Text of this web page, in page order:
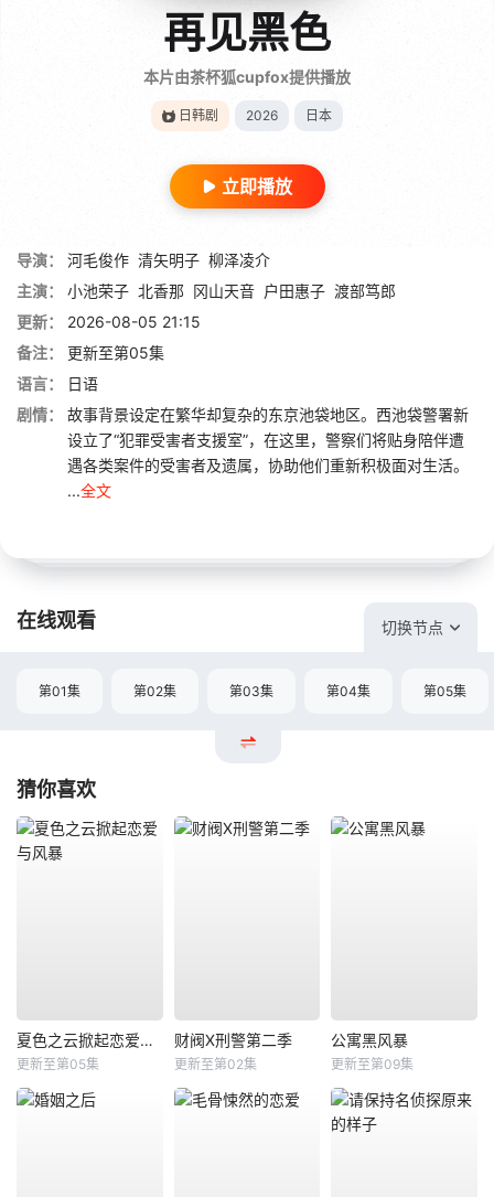
再见黑色
本片由茶杯狐cupfox提供播放
日韩剧 2026 日本
立即播放
导演： 河毛俊作 清矢明子 柳泽凌介
主演：
小池荣子 北香那 冈山天音 户田惠子 渡部笃郎
更新：
2026-08-05 21:15
备注：
更新至第05集
语言：
日语
剧情：
故事背景设定在繁华却复杂的东京池袋地区。西池袋警署新
设立了“犯罪受害者支援室”，在这里，警察们将贴身陪伴遭
遇各类案件的受害者及遗属，协助他们重新积极面对生活。
...全文
在线观看 切换节点
第01集 第02集 第03集 第04集 第05集
猜你喜欢
夏色之云掀起恋爱与风暴
更新至第05集
财阀X刑警第二季
更新至第02集
公寓黑风暴
更新至第09集